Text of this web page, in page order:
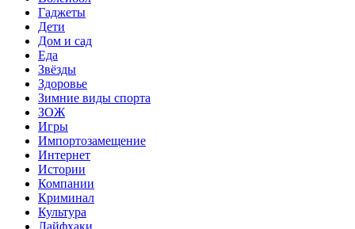
Гаджеты
Дети
Дом и сад
Еда
Звёзды
Здоровье
Зимние виды спорта
ЗОЖ
Игры
Импортозамещение
Интернет
Истории
Компании
Криминал
Культура